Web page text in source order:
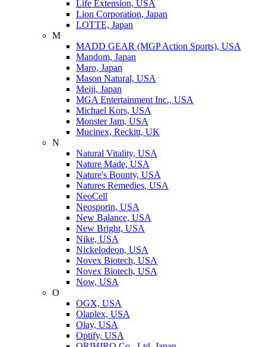
Life Extension, USA
Lion Corporation, Japan
LOTTE, Japan
M
MADD GEAR (MGP Action Sports), USA
Mandom, Japan
Maro, Japan
Mason Natural, USA
Meiji, Japan
MGA Entertainment Inc., USA
Michael Kors, USA
Monster Jam, USA
Mucinex, Reckitt, UK
N
Natural Vitality, USA
Nature Made, USA
Nature's Bounty, USA
Natures Remedies, USA
NeoCell
Neosporin, USA
New Balance, USA
New Bright, USA
Nike, USA
Niсkelodeon, USA
Novex Biotech, USA
Novex Biotech, USA
Now, USA
O
OGX, USA
Olaplex, USA
Olay, USA
Optify, USA